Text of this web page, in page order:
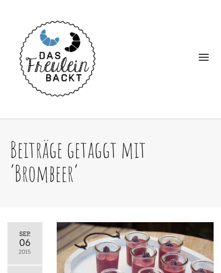
Beiträge getaggt mit
‘Brombeer’
SEP.
06
2015